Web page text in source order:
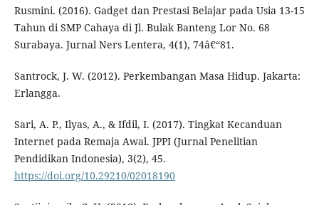
Rusmini. (2016). Gadget dan Prestasi Belajar pada Usia 13-15
Tahun di SMP Cahaya di Jl. Bulak Banteng Lor No. 68
Surabaya. Jurnal Ners Lentera, 4(1), 74â€“81.
Santrock, J. W. (2012). Perkembangan Masa Hidup. Jakarta:
Erlangga.
Sari, A. P., Ilyas, A., & Ifdil, I. (2017). Tingkat Kecanduan
Internet pada Remaja Awal. JPPI (Jurnal Penelitian
Pendidikan Indonesia), 3(2), 45.
https://doi.org/10.29210/02018190